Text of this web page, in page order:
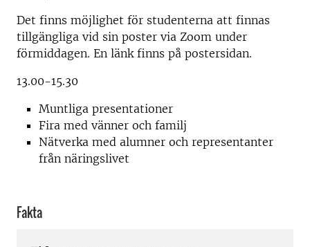
Det finns möjlighet för studenterna att finnas
tillgängliga vid sin poster via Zoom under
förmiddagen. En länk finns på postersidan.
13.00-15.30
Muntliga presentationer
Fira med vänner och familj
Nätverka med alumner och representanter
från näringslivet
Fakta